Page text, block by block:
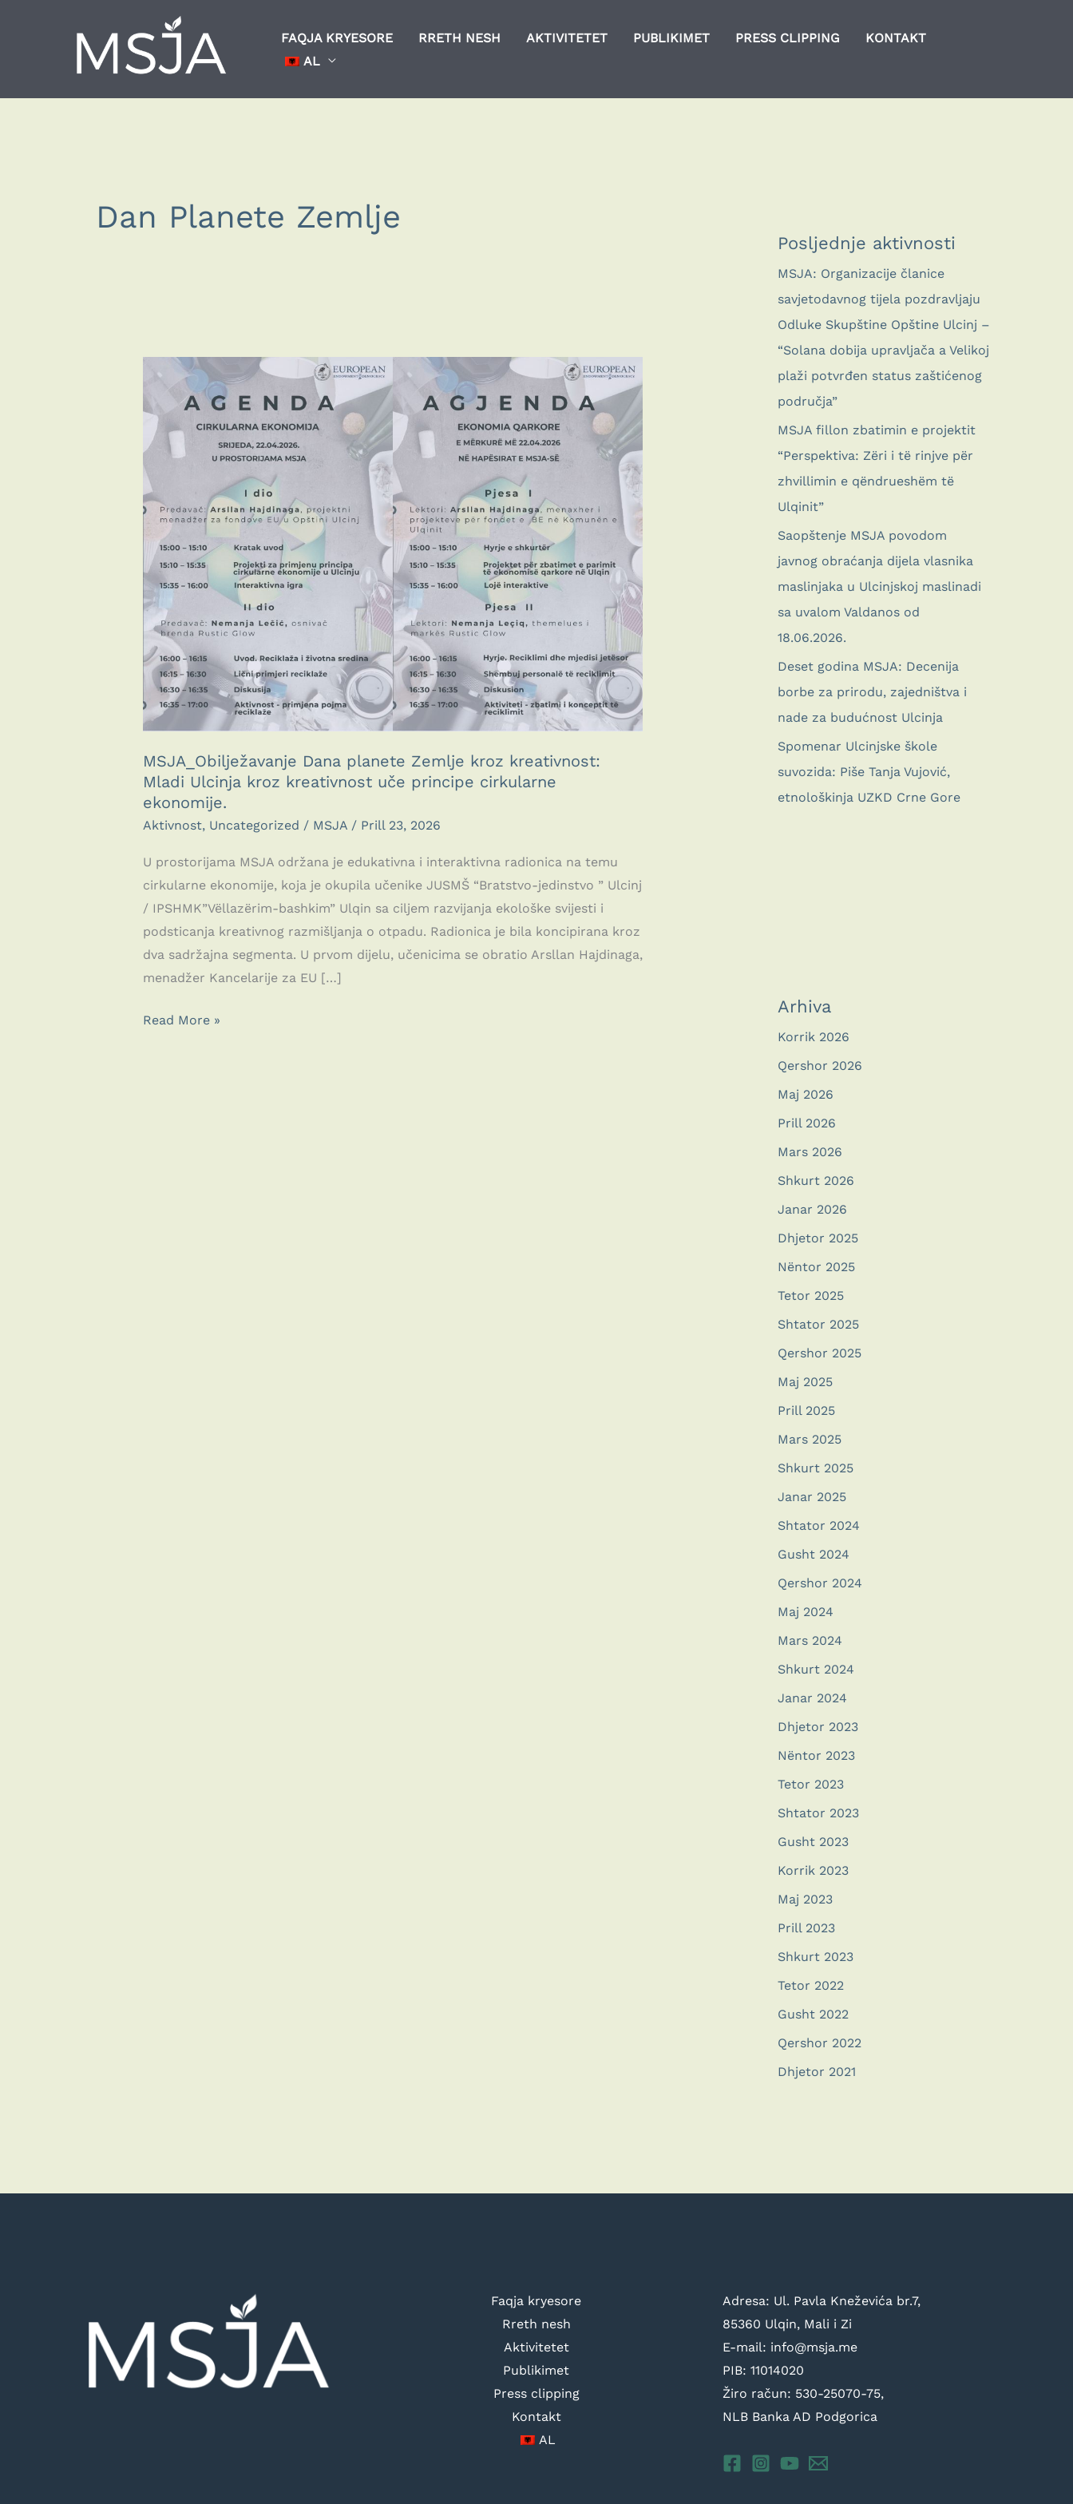
FAQJA KRYESORE RRETH NESH AKTIVITETET PUBLIKIMET PRESS CLIPPING
KONTAKT
AL
Dan Planete Zemlje
MSJA_Obilježavanje Dana planete Zemlje kroz kreativnost:
Mladi Ulcinja kroz kreativnost uče principe cirkularne
ekonomije.
Aktivnost, Uncategorized / MSJA / Prill 23, 2026
U prostorijama MSJA održana je edukativna i interaktivna radionica na temu
cirkularne ekonomije, koja je okupila učenike JUSMŠ “Bratstvo-jedinstvo ” Ulcinj
/ IPSHMK”Vëllazërim-bashkim” Ulqin sa ciljem razvijanja ekološke svijesti i
podsticanja kreativnog razmišljanja o otpadu. Radionica je bila koncipirana kroz
dva sadržajna segmenta. U prvom dijelu, učenicima se obratio Arsllan Hajdinaga,
menadžer Kancelarije za EU […]
MSJA_Obilježavanje
Read More »
Posljednje aktivnosti
MSJA: Organizacije članice
savjetodavnog tijela pozdravljaju
Odluke Skupštine Opštine Ulcinj –
“Solana dobija upravljača a Velikoj
plaži potvrđen status zaštićenog
područja”
MSJA fillon zbatimin e projektit
“Perspektiva: Zëri i të rinjve për
zhvillimin e qëndrueshëm të
Ulqinit”
Saopštenje MSJA povodom
javnog obraćanja dijela vlasnika
maslinjaka u Ulcinjskoj maslinadi
sa uvalom Valdanos od
18.06.2026.
Deset godina MSJA: Decenija
borbe za prirodu, zajedništva i
nade za budućnost Ulcinja
Spomenar Ulcinjske škole
suvozida: Piše Tanja Vujović,
etnološkinja UZKD Crne Gore
Arhiva
Korrik 2026
Qershor 2026
Maj 2026
Prill 2026
Mars 2026
Shkurt 2026
Janar 2026
Dhjetor 2025
Nëntor 2025
Tetor 2025
Shtator 2025
Qershor 2025
Maj 2025
Prill 2025
Mars 2025
Shkurt 2025
Janar 2025
Shtator 2024
Gusht 2024
Qershor 2024
Maj 2024
Mars 2024
Shkurt 2024
Janar 2024
Dhjetor 2023
Nëntor 2023
Tetor 2023
Shtator 2023
Gusht 2023
Korrik 2023
Maj 2023
Prill 2023
Shkurt 2023
Tetor 2022
Gusht 2022
Qershor 2022
Dhjetor 2021
Faqja kryesore
Rreth nesh
Aktivitetet
Publikimet
Press clipping
Kontakt
AL
Adresa: Ul. Pavla Kneževića br.7,
85360 Ulqin, Mali i Zi
E-mail: info@msja.me
PIB: 11014020
Žiro račun: 530-25070-75,
NLB Banka AD Podgorica